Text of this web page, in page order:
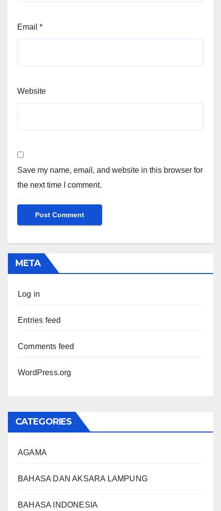
Email *
Website
Save my name, email, and website in this browser for
the next time I comment.
META
Log in
Entries feed
Comments feed
WordPress.org
CATEGORIES
AGAMA
BAHASA DAN AKSARA LAMPUNG
BAHASA INDONESIA